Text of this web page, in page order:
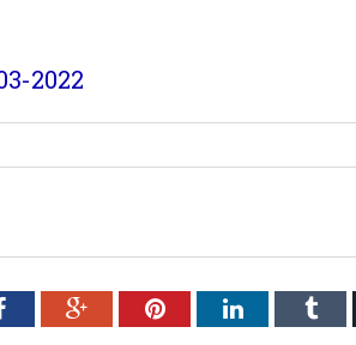
2022
FacebookGoogle+PinterestLinkedIn